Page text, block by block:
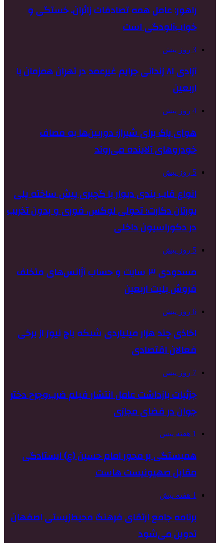
راهور: عامل همه تصادفات زائران، خستگی و
خواب‌آلودگی است
3 روز پیش
آزادی ۸۱ زندانی جرایم غیرعمد در تهران همزمان با
اربعین
4 روز پیش
هوای پاک برای شیراز؛ دوربین‌ها به مصاف
خودروهای آلاینده می‌روند
5 روز پیش
انواع قاب بندی دیوار با گچبری پیش ساخته پلی
یورتان دکارت؛ تحولی لوکس، فوری و بدون تخریب
در دکوراسیون داخلی
5 روز پیش
مسدودی ۳ سایت و حساب آژانس‌های متخلف
فروش بلیت اربعین
6 روز پیش
اخاذی چند هزار میلیاردی شبکه باج نیوز از برخی
فعالان اقتصادی
7 روز پیش
جزئیات بازداشت عامل انتشار فیلم ضرب‌وجرح دختر
جوان در فضای مجازی
1 هفته پیش
همبستگی بر محور امام حسین (ع) ایستادگی
مقابل صهیونیست هاست
1 هفته پیش
برنامه جامع ارتقای فرهنگ محیط‌زیستی اصفهان
تدوین می‌شود